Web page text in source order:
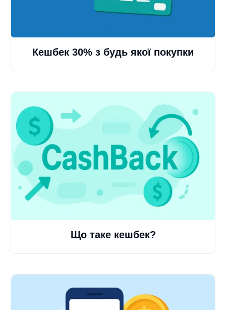
Кешбек 30% з будь якої покупки
Що таке кешбек?